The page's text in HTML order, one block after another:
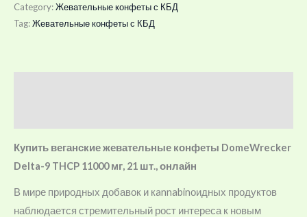
Category:Жевательные конфеты с КБД
Tag:Жевательные конфеты с КБД
Купить веганские жевательные конфеты DomeWrecker
Delta-9 THCP 11000 мг, 21 шт., онлайн
В мире природных добавок и кannabinоидных продуктов
наблюдается стремительный рост интереса к новым